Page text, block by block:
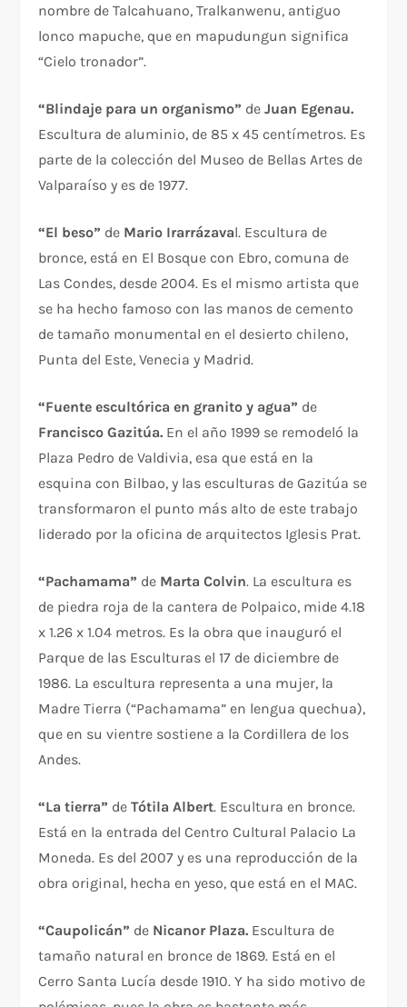
nombre de Talcahuano, Tralkanwenu, antiguo
lonco mapuche, que en mapudungun significa
“Cielo tronador”.
“Blindaje para un organismo” de Juan Egenau.
Escultura de aluminio, de 85 x 45 centímetros. Es
parte de la colección del Museo de Bellas Artes de
Valparaíso y es de 1977.
“El beso” de Mario Irarrázaval. Escultura de
bronce, está en El Bosque con Ebro, comuna de
Las Condes, desde 2004. Es el mismo artista que
se ha hecho famoso con las manos de cemento
de tamaño monumental en el desierto chileno,
Punta del Este, Venecia y Madrid.
“Fuente escultórica en granito y agua” de
Francisco Gazitúa. En el año 1999 se remodeló la
Plaza Pedro de Valdivia, esa que está en la
esquina con Bilbao, y las esculturas de Gazitúa se
transformaron el punto más alto de este trabajo
liderado por la oficina de arquitectos Iglesis Prat.
“Pachamama” de Marta Colvin. La escultura es
de piedra roja de la cantera de Polpaico, mide 4.18
x 1.26 x 1.04 metros. Es la obra que inauguró el
Parque de las Esculturas el 17 de diciembre de
1986. La escultura representa a una mujer, la
Madre Tierra (“Pachamama” en lengua quechua),
que en su vientre sostiene a la Cordillera de los
Andes.
“La tierra” deTótila Albert. Escultura en bronce.
Está en la entrada del Centro Cultural Palacio La
Moneda. Es del 2007 y es una reproducción de la
obra original, hecha en yeso, que está en el MAC.
“Caupolicán” de Nicanor Plaza. Escultura de
tamaño natural en bronce de 1869. Está en el
Cerro Santa Lucía desde 1910. Y ha sido motivo de